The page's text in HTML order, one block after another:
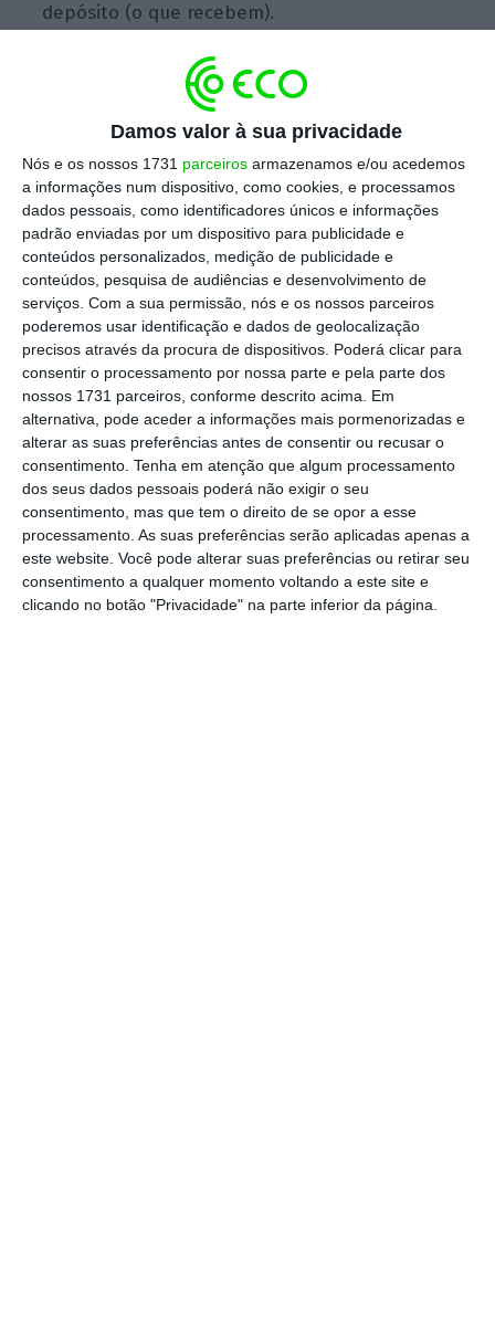
Damos valor à sua privacidade
Nós e os nossos 1731 parceiros armazenamos e/ou acedemos
a informações num dispositivo, como cookies, e processamos
dados pessoais, como identificadores únicos e informações
padrão enviadas por um dispositivo para publicidade e
conteúdos personalizados, medição de publicidade e
conteúdos, pesquisa de audiências e desenvolvimento de
serviços. Com a sua permissão, nós e os nossos parceiros
poderemos usar identificação e dados de geolocalização
precisos através da procura de dispositivos. Poderá clicar para
consentir o processamento por nossa parte e pela parte dos
nossos 1731 parceiros, conforme descrito acima. Em
alternativa, pode aceder a informações mais pormenorizadas e
alterar as suas preferências antes de consentir ou recusar o
consentimento. Tenha em atenção que algum processamento
dos seus dados pessoais poderá não exigir o seu
consentimento, mas que tem o direito de se opor a esse
processamento. As suas preferências serão aplicadas apenas a
este website. Você pode alterar suas preferências ou retirar seu
consentimento a qualquer momento voltando a este site e
clicando no botão "Privacidade" na parte inferior da página.
depósito (o que recebem).
https://eco.sapo.pt/quote/filipe-garcia-nesta-altura-para-a-maioria-dos-portugueses-e-mais-importante-4/ Copiar
Assine o ECO Premium
No momento em que a informação é
mais importante do que nunca, apoie
o jornalismo independente e rigoroso.
De que forma? Assine o ECO Premium e
tenha acesso a notícias exclusivas, à
opinião que conta, às reportagens e
especiais que mostram o outro lado da
história.